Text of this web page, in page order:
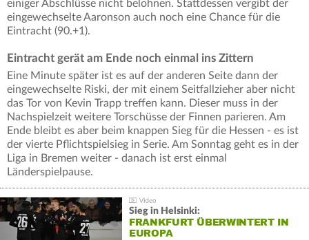
einiger Abschlüsse nicht belohnen. Stattdessen vergibt der
eingewechselte Aaronson auch noch eine Chance für die
Eintracht (90.+1).
Eintracht gerät am Ende noch einmal ins Zittern
Eine Minute später ist es auf der anderen Seite dann der
eingewechselte Riski, der mit einem Seitfallzieher aber nicht
das Tor von Kevin Trapp treffen kann. Dieser muss in der
Nachspielzeit weitere Torschüsse der Finnen parieren. Am
Ende bleibt es aber beim knappen Sieg für die Hessen - es ist
der vierte Pflichtspielsieg in Serie. Am Sonntag geht es in der
Liga in Bremen weiter - danach ist erst einmal
Länderspielpause.
Sieg in Helsinki:
FRANKFURT ÜBERWINTERT IN
EUROPA